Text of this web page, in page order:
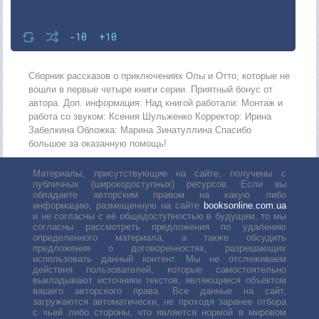
-10 +10
Сборник рассказов о приключениях Олы и Отто, которые не
вошли в первые четыре книги серии. Приятный бонус от
автора. Доп. информация: Над книгой работали: Монтаж и
работа со звуком: Ксения Шульженко Корректор: Ирина
Забелкина Обложка: Марина Зинатуллина Спасибо
большое за оказанную помощь!
Материалы, присутствующие на сайте, получены с
публичных (широкодоступных) ресурсов. Если вы
обладаете авторским правом на какую либо
информацию, размещенную на сайте booksonline.com.ua
и не согласны с её общедоступностью в будущем, то мы
согласны рассмотреть предложения по удалению
определенного материала, а также обсудить
предложения о договоренностях, разрешающих
использовать данный контент. Мы не отслеживаем
действия пользователей, которые самостоятельно
выкладывают источники текстов, являющиеся объектом
вашего авторского права. Все данные на сайт,
загружаются автоматически, не проходя заранее отбора
с чьей либо стороны, что является нормой в мировом